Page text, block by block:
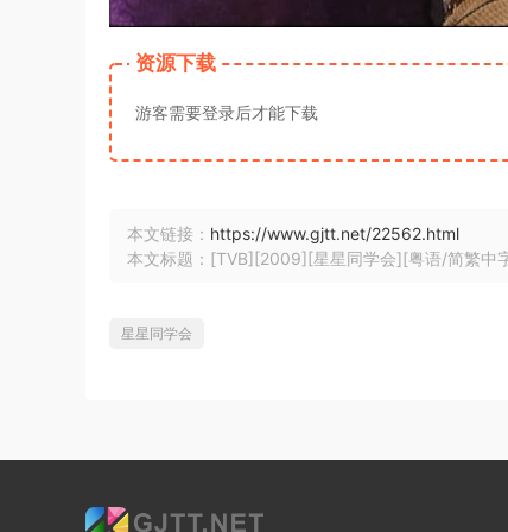
资源下载
游客需要登录后才能下载
本文链接： https://www.gjtt.net/22562.html
本文标题：[TVB][2009][星星同学会][粤语/简繁中
星星同学会